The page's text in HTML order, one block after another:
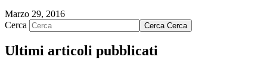
Marzo 29, 2016
Cerca
Cerca Cerca
Ultimi articoli pubblicati